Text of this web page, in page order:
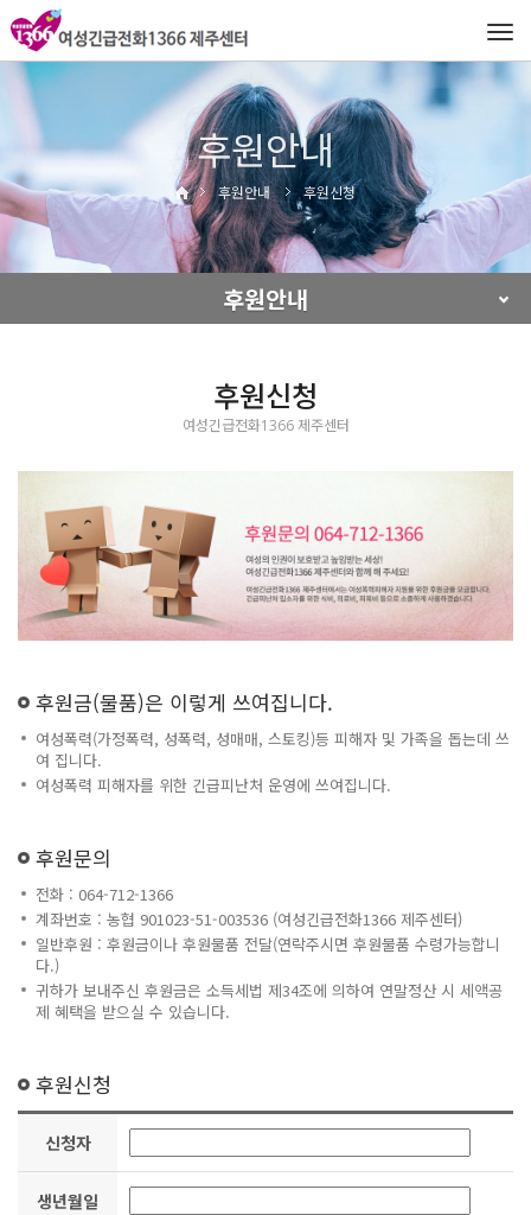
후원안내
후원안내 후원신청
후원안내
후원신청
여성긴급전화1366 제주센터
후원금(물품)은 이렇게 쓰여집니다.
여성폭력(가정폭력, 성폭력, 성매매, 스토킹)등 피해자 및 가족을 돕는데 쓰
여 집니다.
여성폭력 피해자를 위한 긴급피난처 운영에 쓰여집니다.
후원문의
전화 : 064-712-1366
계좌번호 : 농협 901023-51-003536 (여성긴급전화1366 제주센터)
일반후원 : 후원금이나 후원물품 전달(연락주시면 후원물품 수령가능합니
다.)
귀하가 보내주신 후원금은 소득세법 제34조에 의하여 연말정산 시 세액공
제 혜택을 받으실 수 있습니다.
후원신청
신청자
생년월일